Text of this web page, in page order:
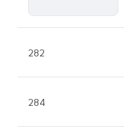
282
284